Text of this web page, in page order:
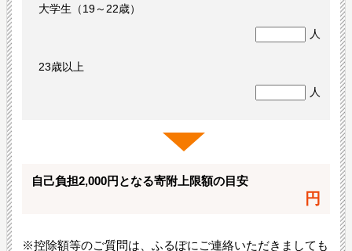
大学生（19～22歳）
人
23歳以上
人
自己負担2,000円となる寄附上限額の目安
円
※控除額等のご質問は、ふるぽにご連絡いただきましても